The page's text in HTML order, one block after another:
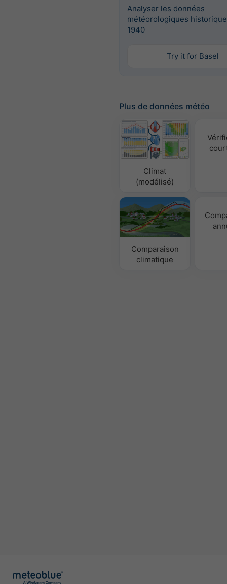
Analyser les données
météorologiques
1940
Try it for Basel
Plus de données météo
Climat
(modélisé)
Comparaison
climatique